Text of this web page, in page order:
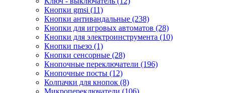
Кнопки gmsi (11)
Кнопки антивандальные (238)
Кнопки для игровых автоматов (28)
Кнопки для электроинструмента (10)
Кнопки пьезо (1)
Кнопки сенсорные (28)
Кнопочные переключатели (196)
Кнопочные посты (12)
Колпачки для кнопок (8)
Микропереключатели (106)